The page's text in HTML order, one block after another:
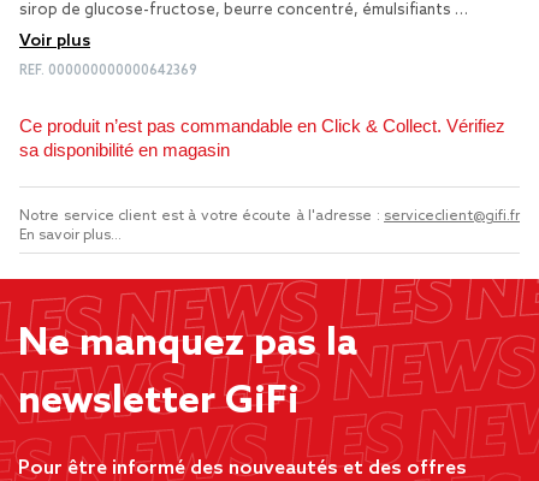
sirop de glucose-fructose, beurre concentré, émulsifiants …
Voir plus
REF. 000000000000642369
Ce produit n’est pas commandable en Click & Collect. Vérifiez
sa disponibilité en magasin
Notre service client est à votre écoute à l'adresse : serviceclient@gifi.fr
En savoir plus...
Ne manquez pas la
newsletter GiFi
Pour être informé des nouveautés et des offres